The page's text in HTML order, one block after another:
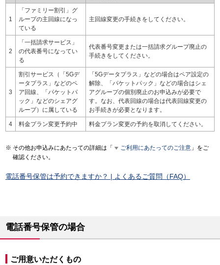
1
「ファミリー割引」グ
ループの主回線になっ
ている
主回線変更の手続きをしてください。
2
「一括請求サービス」
の代表番号になってい
る
代表番号変更または一括請求グループ廃止の
手続きをしてください。
3
割引サービス（「5Gデ
ータプラス」などのペ
ア回線、「パケットパ
ック」などのシェアグ
ループ）に属している
「5Gデータプラス」などの場合はペア設定の
解除、「パケットパック」などの場合はシェ
アグループの個別廃止のお申込みが必要で
す。なお、代表回線の場合は代表回線変更の
お手続きが必要となります。
4 料金プラン変更予約中 料金プラン変更の予約を取消してください。
その他お申込みにあたっての詳細は「 ご利用にあたってのご注意 」をご
確認ください。
電話番号保管は予約できますか？ | よくあるご質問（FAQ）
電話番号保管の場合
ご用意いただくもの